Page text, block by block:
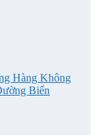
Hàng Không
Biển